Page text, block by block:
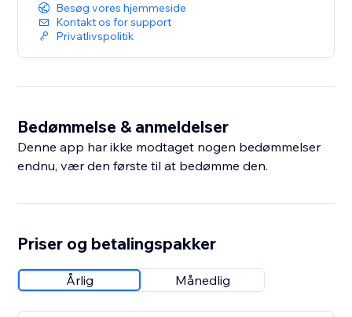
Besøg vores hjemmeside
Kontakt os for support
Privatlivspolitik
Bedømmelse & anmeldelser
Denne app har ikke modtaget nogen bedømmelser
endnu, vær den første til at bedømme den.
Priser og betalingspakker
Årlig Månedlig